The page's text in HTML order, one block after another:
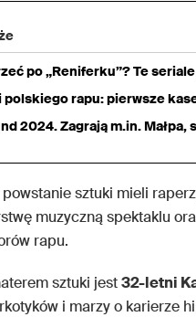
po „Reniferku”? Te
polskiego rapu: pierwsze
2024. Zagrają m.in. Małpa,
powstanie sztuki mieli
muzyczną spektaklu
rapu.
sztuki jest32-letni
i marzy o karierze